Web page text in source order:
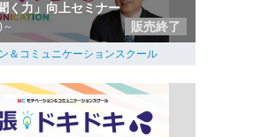
く力」向上セミナー
販売終了
＆コミュニケーションスクール